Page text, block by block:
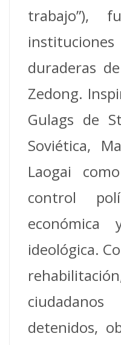
trabajo”),
duraderas
Zedong.
Gulags de
Soviética,
Laogai
control
económica
ideológica.
detenidos,